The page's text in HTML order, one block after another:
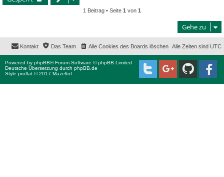
1 Beitrag • Seite 1 von 1
Gehe zu
Alle Zeiten sind UTC
Alle Cookies des Boards löschen
Das Team
Kontakt
Powered by phpBB® Forum Software © phpBB Limited
Deutsche Übersetzung durch phpBB.de
Style proflat © 2017 Mazeltof